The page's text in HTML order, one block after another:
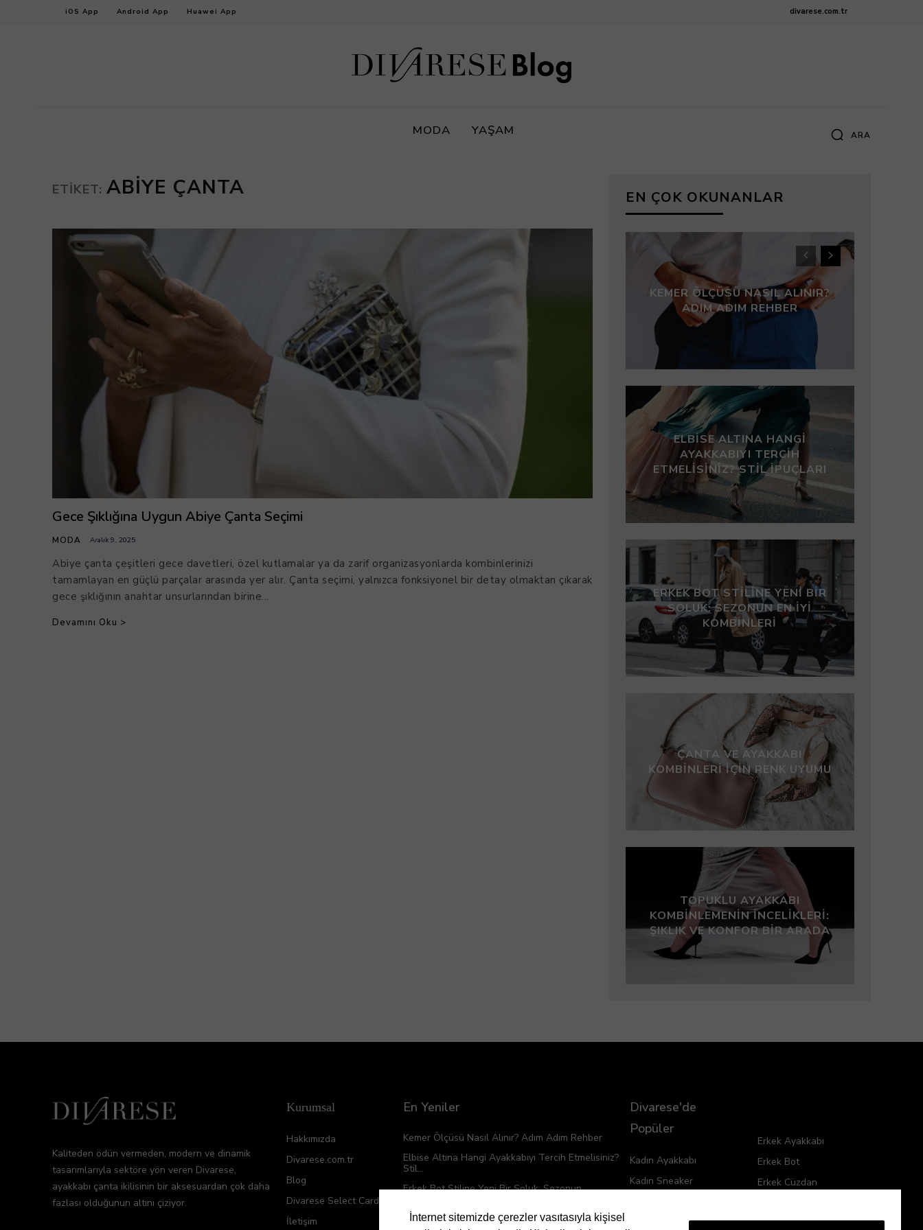
iOS App Android App Huawei App divarese.com.tr
MODA YAŞAM ARA
ETIKET: ABIYE ÇANTA
Gece Şıklığına Uygun Abiye Çanta Seçimi
MODA Aralık 9, 2025
Abiye çanta çeşitleri gece davetleri, özel kutlamalar ya da zarif organizasyonlarda kombinlerinizi
tamamlayan en güçlü parçalar arasında yer alır. Çanta seçimi, yalnızca fonksiyonel bir detay olmaktan çıkarak
gece şıklığının anahtar unsurlarından birine...
Devamını Oku >
EN ÇOK OKUNANLAR
KEMER ÖLÇÜSÜ NASIL ALINIR?
ADIM ADIM REHBER
ELBISE ALTINA HANGI
AYAKKABIYI TERCIH
ETMELISINIZ? STIL İPUÇLARI
ERKEK BOT STILINE YENI BIR
SOLUK: SEZONUN EN İYI
KOMBINLERI
ÇANTA VE AYAKKABI
KOMBINLERI İÇIN RENK UYUMU
TOPUKLU AYAKKABI
KOMBINLEMENIN İNCELIKLERI:
ŞIKLIK VE KONFOR BIR ARADA
Kaliteden ödün vermeden, modern ve dinamik
tasarımlarıyla sektöre yön veren Divarese,
ayakkabı çanta ikilisinin bir aksesuardan çok daha
fazlası olduğunun altını çiziyor.
Kurumsal
Hakkımızda
Divarese.com.tr
Blog
Divarese Select Card
İletişim
En Yeniler
Kemer Ölçüsü Nasıl Alınır? Adım Adım Rehber
Elbise Altına Hangi Ayakkabıyı Tercih Etmelisiniz?
Stil...
Erkek Bot Stiline Yeni Bir Soluk: Sezonun...
Çanta ve Ayakkabı Kombinleri İçin Renk Uyumu
Divarese'de
Popüler
Kadın Ayakkabı
Kadın Sneaker
Erkek Ayakkabı
Erkek Bot
Erkek Cüzdan
Erkek Sneaker
İnternet sitemizde çerezler vasıtasıyla kişisel